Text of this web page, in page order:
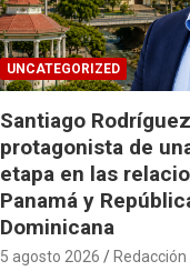
UNCATEGORIZED
Santiago
protagonista de
etapa en las
Panamá y
Dominicana
5 agosto 2026 Redacción